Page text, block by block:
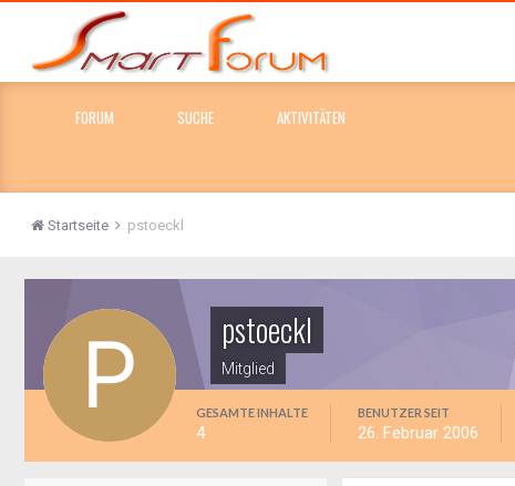
FORUM SUCHE AKTIVITÄTEN
Startseite pstoeckl
pstoeckl
Mitglied
GESAMTE INHALTE
4
BENUTZER SEIT
26. Februar 2006